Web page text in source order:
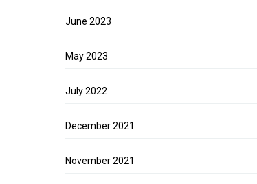
June 2023
May 2023
July 2022
December 2021
November 2021